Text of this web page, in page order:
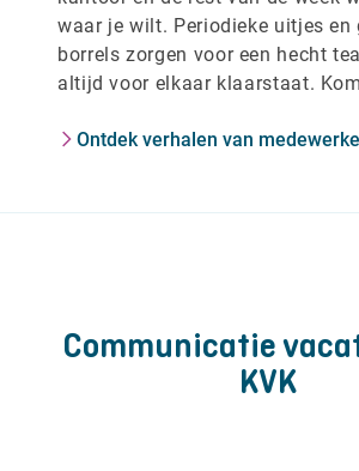
waar je wilt. Periodieke uitjes en
borrels zorgen voor een hecht
altijd voor elkaar klaarstaat.
Ontdek verhalen van
Communicatie
KVK